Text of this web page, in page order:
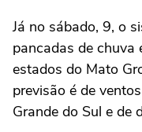
Já no sábado, 9, o
pancadas de chuva
estados do Mato
previsão é de
Grande do Sul e de